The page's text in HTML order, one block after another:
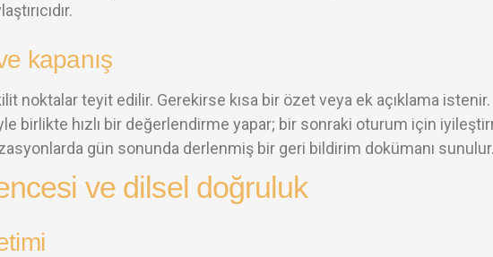
kapanış
noktalar teyit edilir. Gerekirse kısa bir özet veya ek açıklama
birlikte hızlı bir değerlendirme yapar; bir sonraki oturum için
gün sonunda derlenmiş bir geri bildirim dokümanı sunulur.
ve dilsel doğruluk